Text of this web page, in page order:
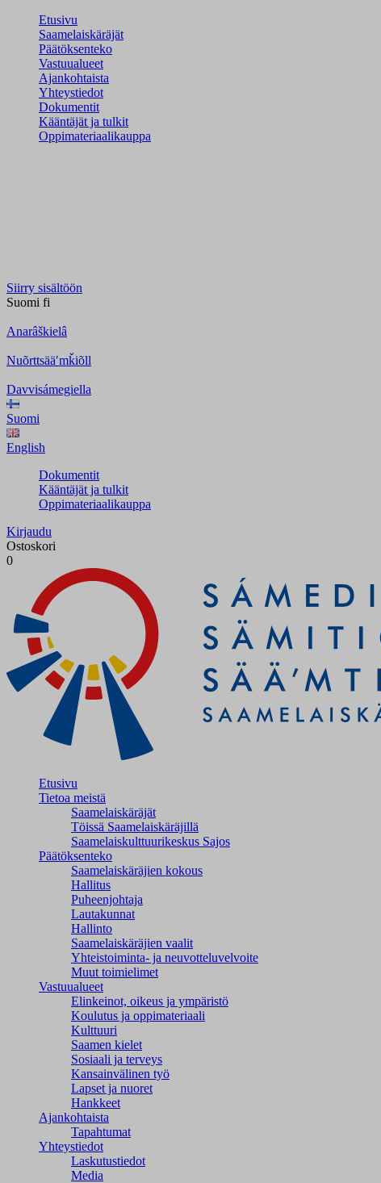
Etusivu
Saamelaiskäräjät
Päätöksenteko
Vastuualueet
Ajankohtaista
Yhteystiedot
Dokumentit
Kääntäjät ja tulkit
Oppimateriaalikauppa
Siirry sisältöön
Suomi fi
Anarâškielâ
Nuõrttsääʹmǩiõll
Davvisámegiella
Suomi
English
Dokumentit
Kääntäjät ja tulkit
Oppimateriaalikauppa
Kirjaudu
Ostoskori
0
Etusivu
Tietoa meistä
Saamelaiskäräjät
Töissä Saamelaiskäräjillä
Saamelaiskulttuuri­keskus Sajos
Päätöksenteko
Saamelaiskäräjien kokous
Hallitus
Puheenjohtaja
Lautakunnat
Hallinto
Saamelaiskäräjien vaalit
Yhteistoiminta- ja neuvotteluvelvoite
Muut toimielimet
Vastuualueet
Elinkeinot, oikeus ja ympäristö
Koulutus ja oppimateriaali
Kulttuuri
Saamen kielet
Sosiaali ja terveys
Kansainvälinen työ
Lapset ja nuoret
Hankkeet
Ajankohtaista
Tapahtumat
Yhteystiedot
Laskutustiedot
Media